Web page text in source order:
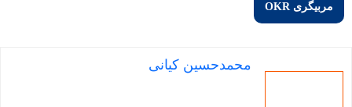
مربیگری OKR
محمدحسین کیانی